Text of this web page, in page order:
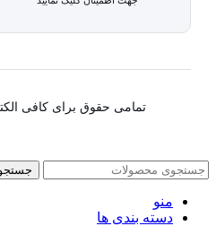
تمامی حقوق برای کافی
منو
دسته بندی ها